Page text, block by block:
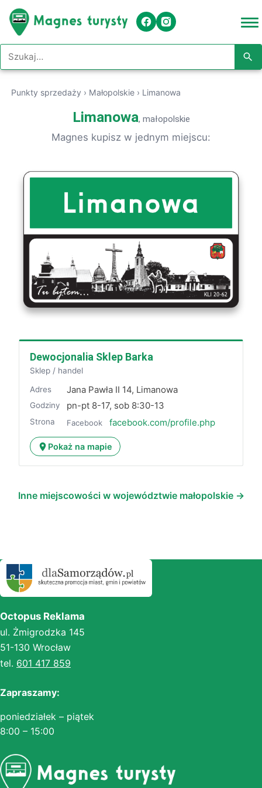
Szukaj w serwisie
Punkty sprzedaży › Małopolskie › Limanowa
Limanowa, małopolskie
Magnes kupisz w jednym miejscu:
Dewocjonalia Sklep Barka
Sklep / handel
Adres Jana Pawła II 14, Limanowa
Godziny pn-pt 8-17, sob 8:30-13
Strona Facebook facebook.com/profile.php
Pokaż na mapie
Inne miejscowości w województwie małopolskie →
Octopus Reklama
ul. Żmigrodzka 145
51-130 Wrocław
tel. 601 417 859
Zapraszamy:
poniedziałek – piątek
8:00 – 15:00